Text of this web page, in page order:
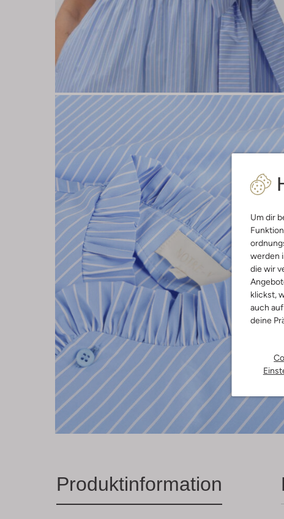
Um dir
werden
die wir
klickst,
auch
deine
Produktinformation